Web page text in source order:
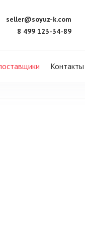
seller@soyuz-k.com
8 499 123-34-89
Контакты